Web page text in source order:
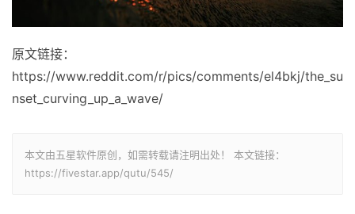
原文链接：
https://www.reddit.com/r/pics/comments/el4bkj/the_su
nset_curving_up_a_wave/
本文由五星软件原创，如需转载请注明出处！ 本文链接：
https://fivestar.app/qutu/545/